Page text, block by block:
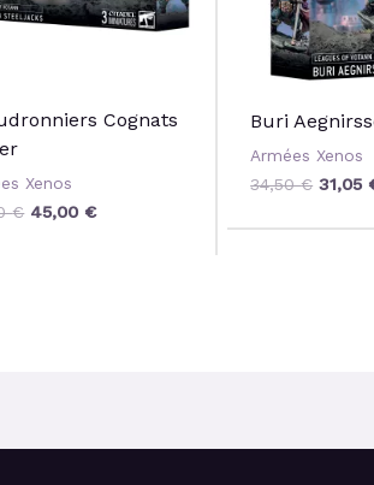
Cognats
Xenos
€ 45,00 €
Buri
Armées Xenos
34,50€ 31,05